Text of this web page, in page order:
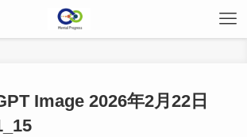
Image 2026年2月22日